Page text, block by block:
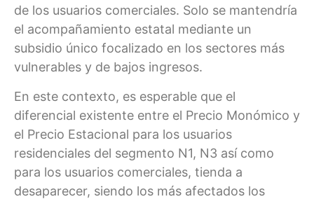
de los usuarios comerciales. Solo se mantendría
el acompañamiento estatal mediante un
subsidio único focalizado en los sectores más
vulnerables y de bajos ingresos.
En este contexto, es esperable que el
diferencial existente entre el Precio Monómico y
el Precio Estacional para los usuarios
residenciales del segmento N1, N3 así como
para los usuarios comerciales, tienda a
desaparecer, siendo los más afectados los